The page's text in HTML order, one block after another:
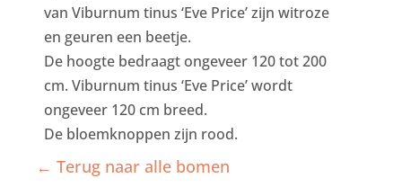
van Viburnum tinus ‘Eve Price’ zijn witroze
en geuren een beetje.
De hoogte bedraagt ongeveer 120 tot 200
cm. Viburnum tinus ‘Eve Price’ wordt
ongeveer 120 cm breed.
De bloemknoppen zijn rood.
← Terug naar alle bomen